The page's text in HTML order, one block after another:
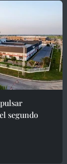
segundo